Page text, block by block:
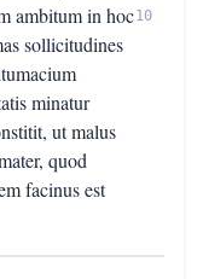
ambitum in hoc
sollicitudines
minatur
ut malus
quod
facinus est
10